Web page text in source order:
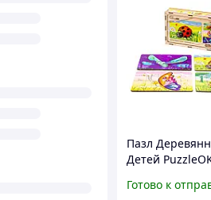
Пазл
Детей
Готово к